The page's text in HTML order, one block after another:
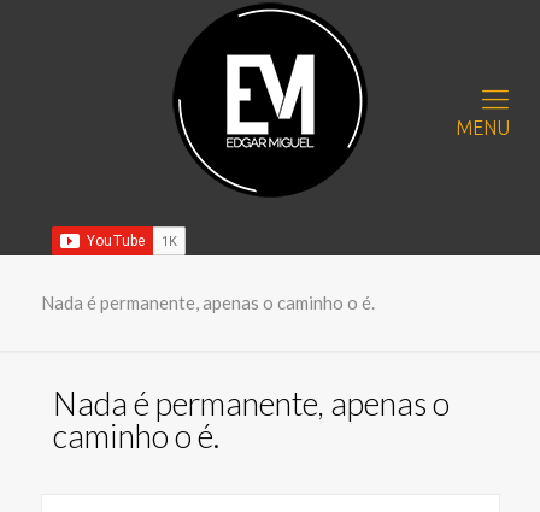
MENU
Nada é permanente, apenas o caminho o é.
Nada é permanente, apenas o
caminho o é.